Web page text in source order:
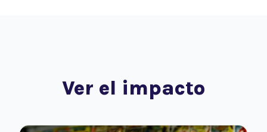
Ver el impacto